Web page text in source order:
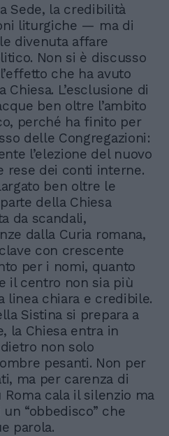
Sede, la credibilità
liturgiche — ma di
divenuta affare
Non si è discusso
che ha avuto
L’esclusione di
ben oltre l’ambito
perché ha finito per
delle Congregazioni:
l’elezione del nuovo
rese dei conti interne.
ben oltre le
della Chiesa
da scandali,
dalla Curia romana,
con crescente
per i nomi, quanto
il centro non sia più
linea chiara e credibile.
Sistina si prepara a
la Chiesa entra in
non solo
pesanti. Non per
ma per carenza di
cala il silenzio ma
un “obbedisco” che
parola.